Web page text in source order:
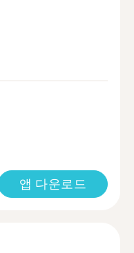
앱 다운로드